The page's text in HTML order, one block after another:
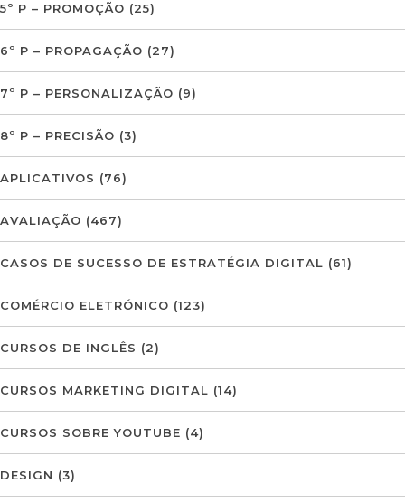
5º P – PROMOÇÃO (25)
6º P – PROPAGAÇÃO (27)
7º P – PERSONALIZAÇÃO (9)
8º P – PRECISÃO (3)
APLICATIVOS (76)
AVALIAÇÃO (467)
CASOS DE SUCESSO DE ESTRATÉGIA DIGITAL (61)
COMÉRCIO ELETRÓNICO (123)
CURSOS DE INGLÊS (2)
CURSOS MARKETING DIGITAL (14)
CURSOS SOBRE YOUTUBE (4)
DESIGN (3)